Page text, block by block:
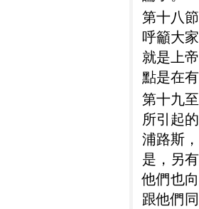
第十八
呼籲大
就是上
點是在
第十九
所引起
浦路斯
是，另
他們也
跟他們